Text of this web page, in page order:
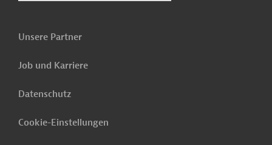
Unsere Partner
Job und Karriere
Datenschutz
Cookie-Einstellungen